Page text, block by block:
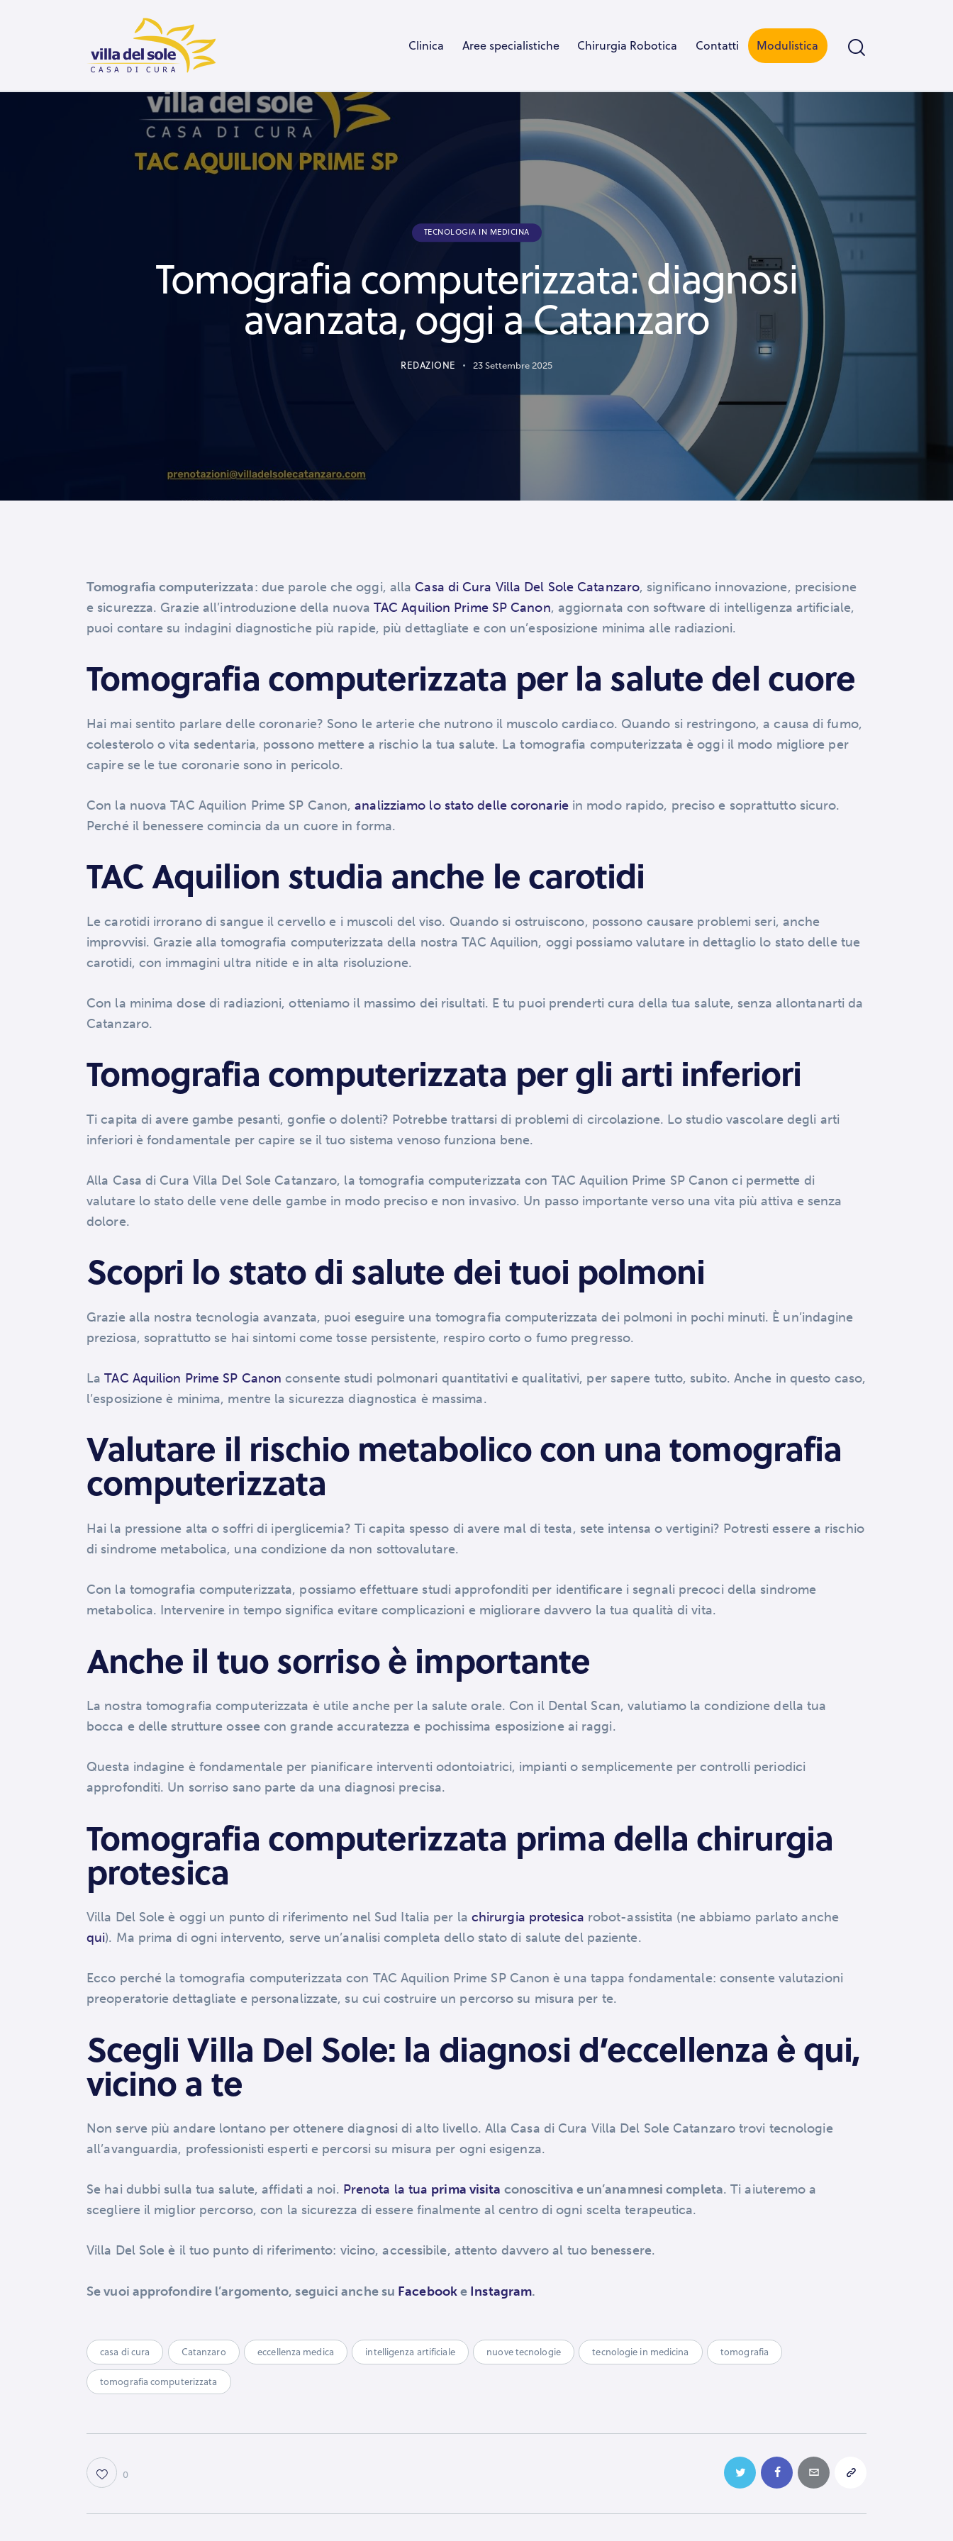
Clinica Aree specialistiche Chirurgia Robotica Contatti Modulistica
TECNOLOGIA IN MEDICINA
Tomografia computerizzata: diagnosi
avanzata, oggi a Catanzaro
REDAZIONE 23 Settembre 2025
Tomografia computerizzata: due parole che oggi, allaCasa di Cura Villa Del Sole Catanzaro, significano innovazione, precisione
e sicurezza. Grazie all’introduzione della nuova TAC Aquilion Prime SP Canon, aggiornata con software di intelligenza artificiale,
puoi contare su indagini diagnostiche più rapide, più dettagliate e con un’esposizione minima alle radiazioni.
Tomografia computerizzata per la salute del cuore
Hai mai sentito parlare delle coronarie? Sono le arterie che nutrono il muscolo cardiaco. Quando si restringono, a causa di fumo,
colesterolo o vita sedentaria, possono mettere a rischio la tua salute. La tomografia computerizzata è oggi il modo migliore per
capire se le tue coronarie sono in pericolo.
Con la nuova TAC Aquilion Prime SP Canon,analizziamo lo stato delle coronariein modo rapido, preciso e soprattutto sicuro.
Perché il benessere comincia da un cuore in forma.
TAC Aquilion studia anche le carotidi
Le carotidi irrorano di sangue il cervello e i muscoli del viso. Quando si ostruiscono, possono causare problemi seri, anche
improvvisi. Grazie alla tomografia computerizzata della nostra TAC Aquilion, oggi possiamo valutare in dettaglio lo stato delle tue
carotidi, con immagini ultra nitide e in alta risoluzione.
Con la minima dose di radiazioni, otteniamo il massimo dei risultati. E tu puoi prenderti cura della tua salute, senza allontanarti da
Catanzaro.
Tomografia computerizzata per gli arti inferiori
Ti capita di avere gambe pesanti, gonfie o dolenti? Potrebbe trattarsi di problemi di circolazione. Lo studio vascolare degli arti
inferiori è fondamentale per capire se il tuo sistema venoso funziona bene.
Alla Casa di Cura Villa Del Sole Catanzaro, la tomografia computerizzata con TAC Aquilion Prime SP Canon ci permette di
valutare lo stato delle vene delle gambe in modo preciso e non invasivo. Un passo importante verso una vita più attiva e senza
dolore.
Scopri lo stato di salute dei tuoi polmoni
Grazie alla nostra tecnologia avanzata, puoi eseguire una tomografia computerizzata dei polmoni in pochi minuti. È un’indagine
preziosa, soprattutto se hai sintomi come tosse persistente, respiro corto o fumo pregresso.
LaTAC Aquilion Prime SP Canon consente studi polmonari quantitativi e qualitativi, per sapere tutto, subito. Anche in questo caso,
l’esposizione è minima, mentre la sicurezza diagnostica è massima.
Valutare il rischio metabolico con una tomografia
computerizzata
Hai la pressione alta o soffri di iperglicemia? Ti capita spesso di avere mal di testa, sete intensa o vertigini? Potresti essere a rischio
di sindrome metabolica, una condizione da non sottovalutare.
Con la tomografia computerizzata, possiamo effettuare studi approfonditi per identificare i segnali precoci della sindrome
metabolica. Intervenire in tempo significa evitare complicazioni e migliorare davvero la tua qualità di vita.
Anche il tuo sorriso è importante
La nostra tomografia computerizzata è utile anche per la salute orale. Con il Dental Scan, valutiamo la condizione della tua
bocca e delle strutture ossee con grande accuratezza e pochissima esposizione ai raggi.
Questa indagine è fondamentale per pianificare interventi odontoiatrici, impianti o semplicemente per controlli periodici
approfonditi. Un sorriso sano parte da una diagnosi precisa.
Tomografia computerizzata prima della chirurgia
protesica
Villa Del Sole è oggi un punto di riferimento nel Sud Italia per la chirurgia protesica robot-assistita (ne abbiamo parlato anche
qui). Ma prima di ogni intervento, serve un’analisi completa dello stato di salute del paziente.
Ecco perché la tomografia computerizzata con TAC Aquilion Prime SP Canon è una tappa fondamentale: consente valutazioni
preoperatorie dettagliate e personalizzate, su cui costruire un percorso su misura per te.
Scegli Villa Del Sole: la diagnosi d’eccellenza è qui,
vicino a te
Non serve più andare lontano per ottenere diagnosi di alto livello. Alla Casa di Cura Villa Del Sole Catanzaro trovi tecnologie
all’avanguardia, professionisti esperti e percorsi su misura per ogni esigenza.
Se hai dubbi sulla tua salute, affidati a noi. Prenota la tua prima visita conoscitiva e un’anamnesi completa. Ti aiuteremo a
scegliere il miglior percorso, con la sicurezza di essere finalmente al centro di ogni scelta terapeutica.
Villa Del Sole è il tuo punto di riferimento: vicino, accessibile, attento davvero al tuo benessere.
Se vuoi approfondire l’argomento, seguici anche su Facebooke Instagram.
casa di cura Catanzaro eccellenza medica intelligenza artificiale nuove tecnologie tecnologie in medicina tomografia
tomografia computerizzata
0